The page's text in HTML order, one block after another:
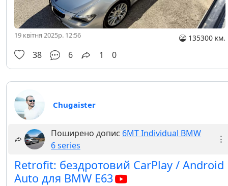
19 квітня 2025р. 12:56 135300 км.
38 6 1 0
Chugaister
Поширено допис 6MT Individual BMW
6 series
Retrofit: бездротовий CarPlay / Android
Auto для BMW E63